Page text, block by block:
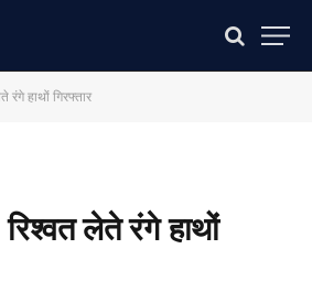
रंगे हाथों गिरफ्तार
लेते रंगे हाथों